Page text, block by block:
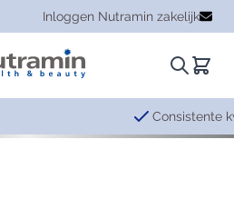
Inloggen Nutramin zakelijk
Zoeken.
Consistente kwaliteit en